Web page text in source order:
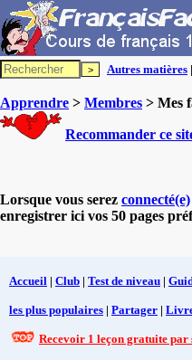
Autres matières
Apprendre > Membres > Mes
Recommander ce
Lorsque vous serez connecté(e)
enregistrer ici vos 50 pages
Accueil | Club | Test de niveau |
les plus populaires | Partager |
Recevoir 1 leçon gratuite par